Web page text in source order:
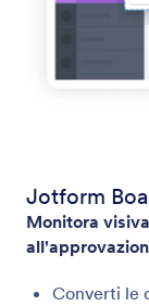
Jotform
Monitora
Converti le